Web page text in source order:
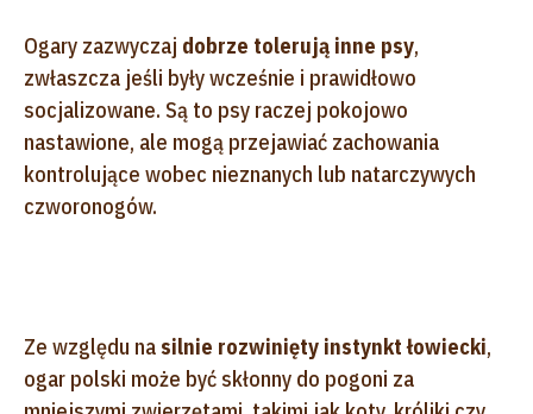
Ogary zazwyczaj dobrze tolerują inne psy,
zwłaszcza jeśli były wcześnie i prawidłowo
socjalizowane. Są to psy raczej pokojowo
nastawione, ale mogą przejawiać zachowania
kontrolujące wobec nieznanych lub natarczywych
czworonogów.
Ze względu nasilnie rozwinięty instynkt łowiecki,
ogar polski może być skłonny do pogoni za